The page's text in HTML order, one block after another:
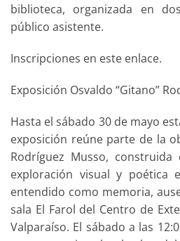
biblioteca, organizada en
público asistente.
Inscripciones en este enlace.
Exposición Osvaldo “Gitano”
Hasta el sábado 30 de mayo
exposición reúne parte de la
Rodríguez Musso,
exploración visual y poética
entendido como memoria,
sala El Farol del Centro de
Valparaíso. El sábado a las